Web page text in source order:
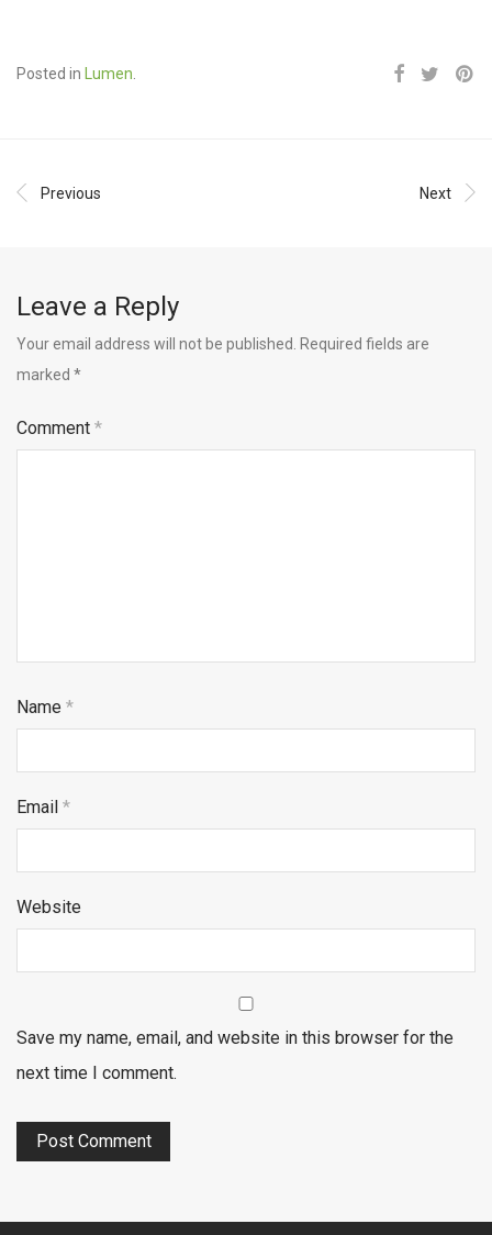
Posted in Lumen
Previous Next
Leave a Reply
Your email address will not be published.
Required fields are
marked *
Comment *
Name *
Email *
Website
Save my name, email, and website in this browser for the
next time I comment.